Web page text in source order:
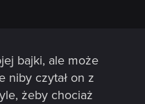
bajki, ale może
niby czytał on z
żeby chociaż